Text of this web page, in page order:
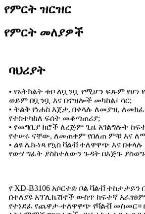
የምርት ዝርዝር
የምርት መለያዎች
ባህሪያት
• የአትክልት ቱቦ ለቧንቧ የሚሆን ፍጹም የሆነ
ወይም በቧንቧ እና በኖዝሎች መካከል፣ ሳር;
• ትልቅ የነሐስ እጀታ, በቀላሉ ለመያዝ,
የተስተካከለ ፍሰት መቆጣጠሪያ;
• የመግቢያ ክሮች ለረጅም ጊዜ አገልግሎት
የተሠሩ ናቸው, ለመጠቀም የበለጠ ምቹ እና
• ልዩ ሌክ-ነጻ የኳስ ቫልቭ ተለዋዋጭ እና
የውሃ ግፊት ያስከተለውን ጉዳት በእጅጉ
የ XD-B3106 አሶርተድ ቦል ቫልቭ
በተለያዩ አፕሊኬሽኖች ውስጥ ከፍተኛ
የተነደፈ የጨዋታ-ተለዋዋጭ የቫልቭ መስመር።